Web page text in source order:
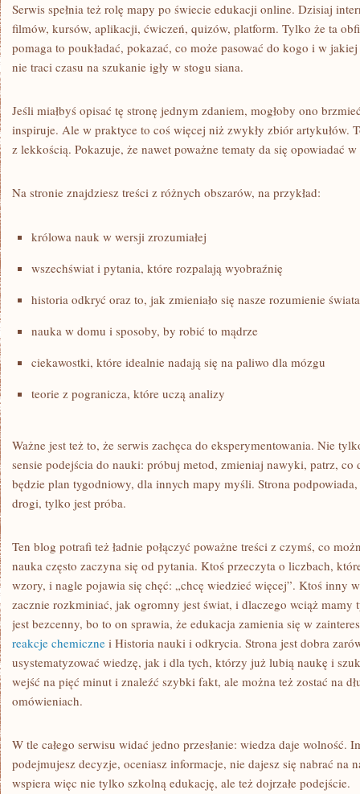
Serwis spełnia też rolę mapy po świecie edukacji online. Dzisiaj
filmów, kursów, aplikacji, ćwiczeń, quizów, platform. Tylko że ta
pomaga to poukładać, pokazać, co może pasować do kogo i w
nie traci czasu na szukanie igły w stogu siana.
Jeśli miałbyś opisać tę stronę jednym zdaniem, mogłoby ono
inspiruje. Ale w praktyce to coś więcej niż zwykły zbiór artykułów.
z lekkością. Pokazuje, że nawet poważne tematy da się opowiadać w
Na stronie znajdziesz treści z różnych obszarów, na przykład:
królowa nauk w wersji zrozumiałej
wszechświat i pytania, które rozpalają wyobraźnię
historia odkryć oraz to, jak zmieniało się nasze rozumienie świata
nauka w domu i sposoby, by robić to mądrze
ciekawostki, które idealnie nadają się na paliwo dla mózgu
teorie z pogranicza, które uczą analizy
Ważne jest też to, że serwis zachęca do eksperymentowania. Nie
sensie podejścia do nauki: próbuj metod, zmieniaj nawyki, patrz, co
będzie plan tygodniowy, dla innych mapy myśli. Strona
drogi, tylko jest próba.
Ten blog potrafi też ładnie połączyć poważne treści z czymś, co
nauka często zaczyna się od pytania. Ktoś przeczyta o liczbach,
wzory, i nagle pojawia się chęć: „chcę wiedzieć więcej”. Ktoś inny
zacznie rozkminiać, jak ogromny jest świat, i dlaczego wciąż mamy
jest bezcenny, bo to on sprawia, że edukacja zamienia się w
reakcje chemiczne i Historia nauki i odkrycia. Strona jest dobra
usystematyzować wiedzę, jak i dla tych, którzy już lubią naukę i
wejść na pięć minut i znaleźć szybki fakt, ale można też zostać na
omówieniach.
W tle całego serwisu widać jedno przesłanie: wiedza daje wolność.
podejmujesz decyzje, oceniasz informacje, nie dajesz się nabrać na
wspiera więc nie tylko szkolną edukację, ale też dojrzałe podejście.